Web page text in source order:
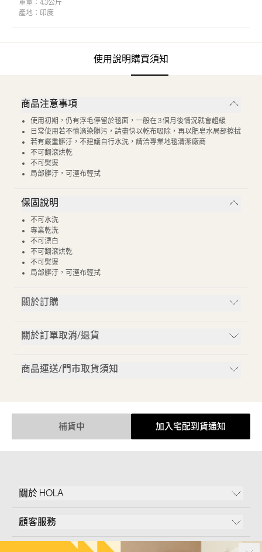
重量： 4.3公斤
產地： 印度
使用說明購買須知
商品注意事項
使用初期，仍有浮毛停留於毯面，一般在 3 個月後情況就會趨緩
日常使用若不慎滴染髒污，請盡快以乾布吸除，再以肥皂水局部擦拭
若有嚴重髒汙，不建議自行水洗，請洽專業地毯清潔廠商
不可翻滾烘乾
不可熨燙
局部髒汙，可溼布輕拭
保固說明
不可水洗
專業乾洗
不可漂白
不可翻滾烘乾
不可熨燙
局部髒汙，可溼布輕拭
關於訂購
關於訂單取消/退貨
商品運送/門市取貨須知
補貨中 加入宅配到貨通知
關於 HOLA
顧客服務